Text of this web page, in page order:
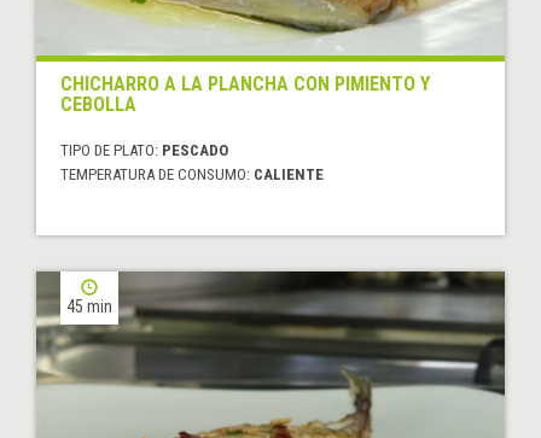
CHICHARRO A LA PLANCHA CON PIMIENTO Y
CEBOLLA
TIPO DE PLATO: PESCADO
TEMPERATURA DE CONSUMO: CALIENTE
45 min